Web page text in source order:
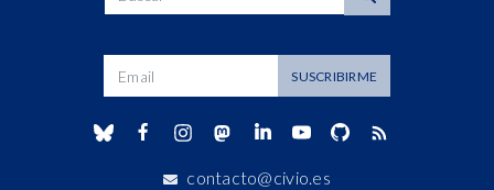
SUSCRIBIRME
contacto@civio.es